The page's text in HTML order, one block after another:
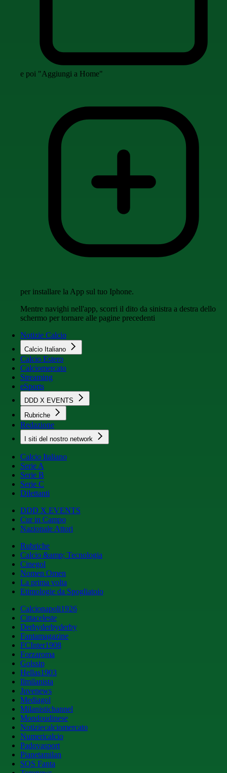
e poi "Aggiungi a Home"
per installare la App sul tuo Iphone.
Mentre navighi nell'app, scorri il dito da sinistra a destra dello
schermo per tornare alle pagine precedenti
Notizie Calcio
Calcio Italiano
Calcio Estero
Calciomercato
Streaming
eSports
DDD X EVENTS
Rubriche
Redazione
I siti del nostro network
Calcio Italiano
Serie A
Serie B
Serie C
Dilettanti
DDD X EVENTS
Cur in Campo
Nazionale Attori
Rubriche
Calcio &amp; Tecnologia
Cinegol
Nomen Omen
La prima volta
Etimologie da Spogliatoio
Calcionapoli1926
Cittaceleste
Derbyderbyderby
Fantamagazine
FCInter1908
Forzaroma
Golssip
Hellas1903
Ilmilanista
Juvenews
Mediagol
Milanistichannel
Mondoudinese
Notiziecalciomercato
Numericalcio
Padovasport
Pianetamilan
SOS Fanta